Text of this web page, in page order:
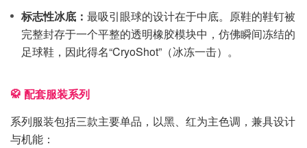
标志性冰底： 最吸引眼球的设计在于中底。原鞋的鞋钉被
完整封存于一个平整的透明橡胶模块中，仿佛瞬间冻结的
足球鞋，因此得名“CryoShot”（冰冻一击）。
🥋 配套服装系列
系列服装包括三款主要单品，以黑、红为主色调，兼具设计
与机能：